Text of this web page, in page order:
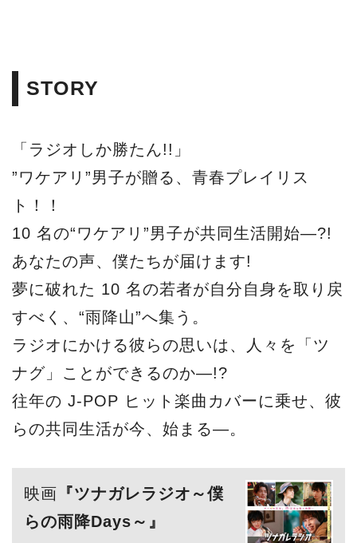
STORY
「ラジオしか勝たん!!」
”ワケアリ”男子が贈る、青春プレイリス
ト！！
10 名の“ワケアリ”男子が共同生活開始―?!
あなたの声、僕たちが届けます!
夢に破れた 10 名の若者が自分自身を取り戻
すべく、“雨降山”へ集う。
ラジオにかける彼らの思いは、人々を「ツ
ナグ」ことができるのか―!?
往年の J-POP ヒット楽曲カバーに乗せ、彼
らの共同生活が今、始まる―。
映画 『ツナガレラジオ～僕
らの雨降Days～』